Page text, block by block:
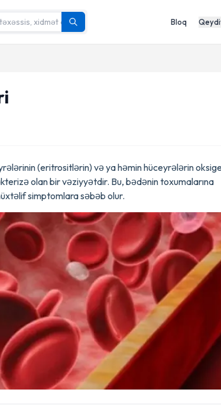
Bloq
(eritrositlərin) və ya həmin hüceyrələrin
olan bir vəziyyətdir. Bu, bədənin toxumalarına
simptomlara səbəb olur.